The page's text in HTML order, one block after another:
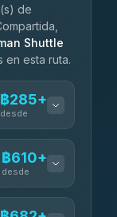
de
Shuttle
esta ruta.
฿285+
desde
฿285
฿610+
desde